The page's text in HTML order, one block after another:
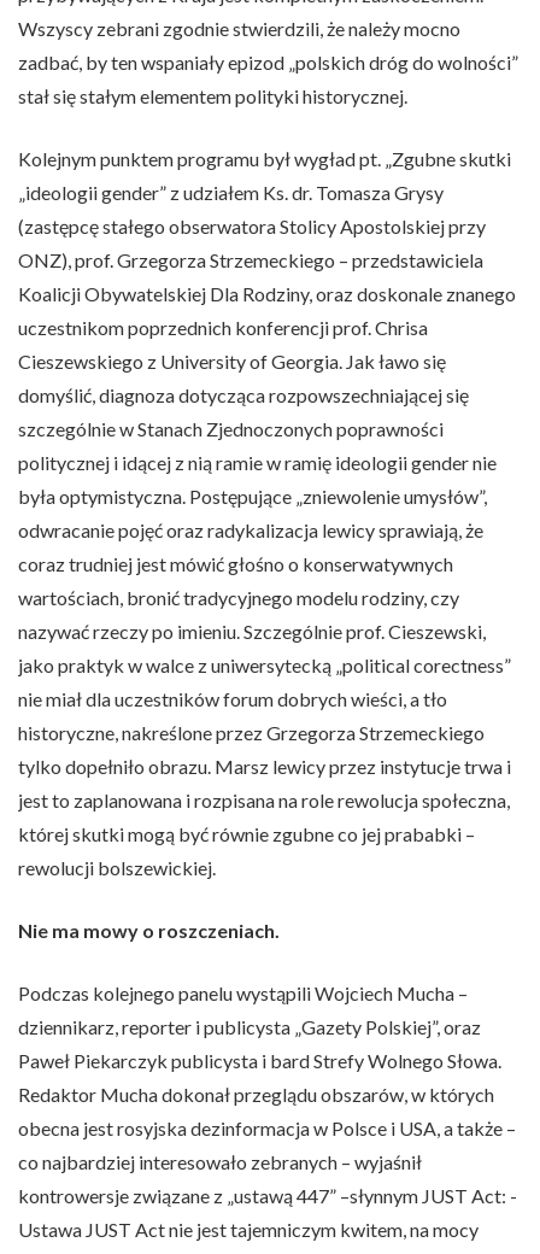
Wszyscy zebrani zgodnie stwierdzili, że należy mocno
zadbać, by ten wspaniały epizod „polskich dróg do wolności”
stał się stałym elementem polityki historycznej.
Kolejnym punktem programu był wygład pt. „Zgubne skutki
„ideologii gender” z udziałem Ks. dr. Tomasza Grysy
(zastępcę stałego obserwatora Stolicy Apostolskiej przy
ONZ), prof. Grzegorza Strzemeckiego – przedstawiciela
Koalicji Obywatelskiej Dla Rodziny, oraz doskonale znanego
uczestnikom poprzednich konferencji prof. Chrisa
Cieszewskiego z University of Georgia. Jak ławo się
domyślić, diagnoza dotycząca rozpowszechniającej się
szczególnie w Stanach Zjednoczonych poprawności
politycznej i idącej z nią ramie w ramię ideologii gender nie
była optymistyczna. Postępujące „zniewolenie umysłów”,
odwracanie pojęć oraz radykalizacja lewicy sprawiają, że
coraz trudniej jest mówić głośno o konserwatywnych
wartościach, bronić tradycyjnego modelu rodziny, czy
nazywać rzeczy po imieniu. Szczególnie prof. Cieszewski,
jako praktyk w walce z uniwersytecką „political corectness”
nie miał dla uczestników forum dobrych wieści, a tło
historyczne, nakreślone przez Grzegorza Strzemeckiego
tylko dopełniło obrazu. Marsz lewicy przez instytucje trwa i
jest to zaplanowana i rozpisana na role rewolucja społeczna,
której skutki mogą być równie zgubne co jej prababki –
rewolucji bolszewickiej.
Nie ma mowy o roszczeniach.
Podczas kolejnego panelu wystąpili Wojciech Mucha –
dziennikarz, reporter i publicysta „Gazety Polskiej”, oraz
Paweł Piekarczyk publicysta i bard Strefy Wolnego Słowa.
Redaktor Mucha dokonał przeglądu obszarów, w których
obecna jest rosyjska dezinformacja w Polsce i USA, a także –
co najbardziej interesowało zebranych – wyjaśnił
kontrowersje związane z „ustawą 447” –słynnym JUST Act: -
Ustawa JUST Act nie jest tajemniczym kwitem, na mocy